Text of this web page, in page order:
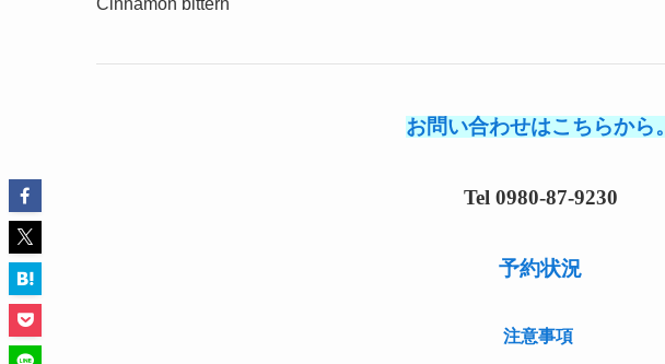
Cinnamon bittern
お問い合わせはこちらから。
Tel 0980-87-9230
予約状況
注意事項